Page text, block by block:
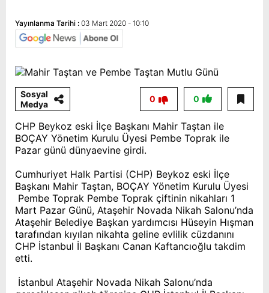
Yayınlanma Tarihi : 03 Mart 2020 - 10:10
Sosyal
Medya
0
0
CHP Beykoz eski İlçe Başkanı Mahir Taştan ile
BOÇAY Yönetim Kurulu Üyesi Pembe Toprak ile
Pazar günü dünyaevine girdi.
Cumhuriyet Halk Partisi (CHP) Beykoz eski İlçe
Başkanı Mahir Taştan, BOÇAY Yönetim Kurulu Üyesi
Pembe Toprak Pembe Toprak çiftinin nikahları 1
Mart Pazar Günü, Ataşehir Novada Nikah Salonu’nda
Ataşehir Belediye Başkan yardımcısı Hüseyin Hışman
tarafından kıyılan nikahta geline evlilik cüzdanını
CHP İstanbul İl Başkanı Canan Kaftancıoğlu takdim
etti.
İstanbul Ataşehir Novada Nikah Salonu’nda